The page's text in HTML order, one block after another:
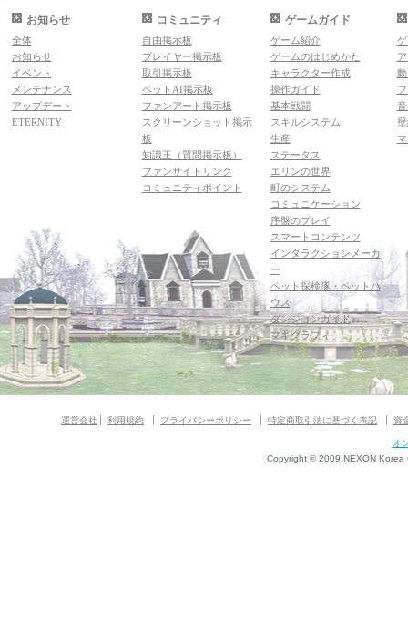
お知らせ
全体
お知らせ
イベント
メンテナンス
アップデート
ETERNITY
コミュニティ
自由掲示板
プレイヤー掲示板
取引掲示板
ペットAI掲示板
ファンアート掲示板
スクリーンショット掲示
板
知識王（質問掲示板）
ファンサイトリンク
コミュニティポイント
ゲームガイド
ゲーム紹介
ゲームのはじめかた
キャラクター作成
操作ガイド
基本戦闘
スキルシステム
生産
ステータス
エリンの世界
町のシステム
コミュニケーション
序盤のプレイ
スマートコンテンツ
インタラクションメーカ
ー
ペット探検隊・ペットハ
ウス
ダンジョンガイド
マギグラフィ
運営会社 利用規約 プライバシーポリシー 特定商取引法に基づく表記 資
オ
Copyright © 2009 NEXON Korea